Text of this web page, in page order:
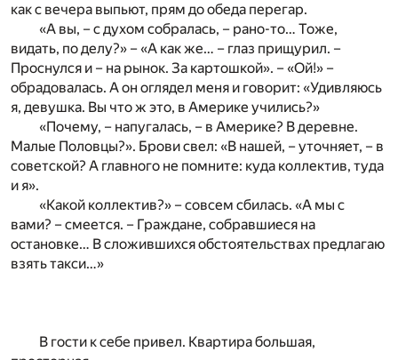
как с вечера выпьют, прям до обеда перегар.
«А вы, – с духом собралась, – рано-то… Тоже,
видать, по делу?» – «А как же… – глаз прищурил. –
Проснулся и – на рынок. За картошкой». – «Ой!» –
обрадовалась. А он оглядел меня и говорит: «Удивляюсь
я, девушка. Вы что ж это, в Америке учились?»
«Почему, – напугалась, – в Америке? В деревне.
Малые Половцы?». Брови свел: «В нашей, – уточняет, – в
советской? А главного не помните: куда коллектив, туда
и я».
«Какой коллектив?» – совсем сбилась. «А мы с
вами? – смеется. – Граждане, собравшиеся на
остановке… В сложившихся обстоятельствах предлагаю
взять такси…»
В гости к себе привел. Квартира большая,